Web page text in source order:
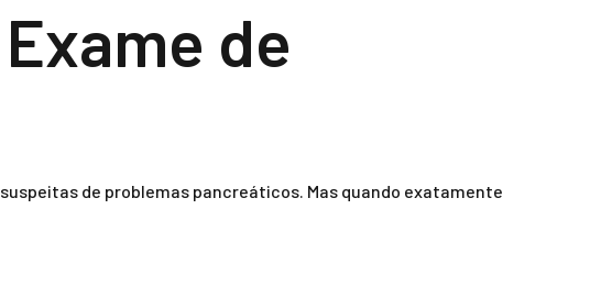
de
de problemas pancreáticos. Mas quando exatamente